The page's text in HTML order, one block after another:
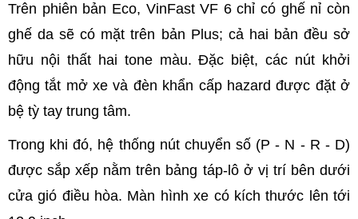
Trên phiên bản Eco, VinFast VF 6 chỉ có ghế nỉ còn
ghế da sẽ có mặt trên bản Plus; cả hai bản đều sở
hữu nội thất hai tone màu. Đặc biệt, các nút khởi
động tắt mở xe và đèn khẩn cấp hazard được đặt ở
bệ tỳ tay trung tâm.
Trong khi đó, hệ thống nút chuyển số (P - N - R - D)
được sắp xếp nằm trên bảng táp-lô ở vị trí bên dưới
cửa gió điều hòa. Màn hình xe có kích thước lên tới